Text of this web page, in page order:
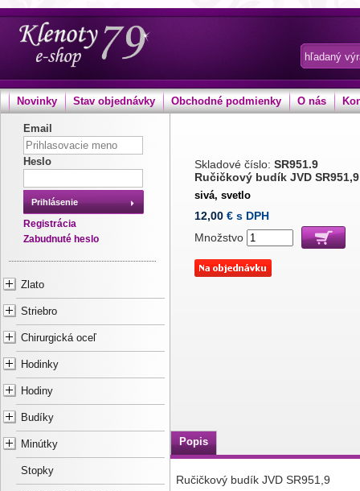
Novinky Stav objednávky Obchodné podmienky O nás
Email
Heslo
Prihlásenie
Registrácia
Zabudnuté heslo
Zlato
Striebro
Chirurgická oceľ
Hodinky
Hodiny
Budíky
Minútky
Stopky
Skladové číslo: SR951.9
Ručičkový budík JVD SR951,9
sivá, svetlo
12,00 € s DPH
Množstvo
Popis
Ručičkový budík JVD SR951,9